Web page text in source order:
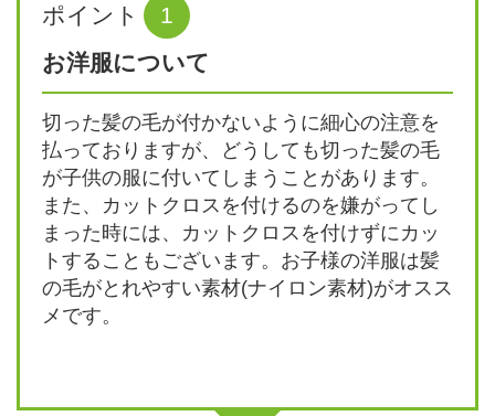
ポイント
1
お洋服について
切った髪の毛が付かないように細心の注意を
払っておりますが、どうしても切った髪の毛
が子供の服に付いてしまうことがあります。
また、カットクロスを付けるのを嫌がってし
まった時には、カットクロスを付けずにカッ
トすることもございます。お子様の洋服は髪
の毛がとれやすい素材(ナイロン素材)がオスス
メです。